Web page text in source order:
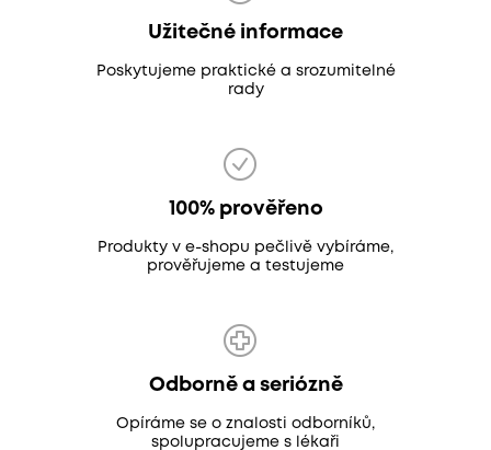
Užitečné informace
Poskytujeme praktické a srozumitelné
rady
100% prověřeno
Produkty v e-shopu pečlivě vybíráme,
prověřujeme a testujeme
Odborně a seriózně
Opíráme se o znalosti odborníků,
spolupracujeme s lékaři